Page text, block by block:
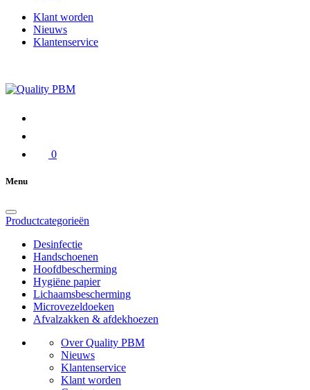
Klant worden
Nieuws
Klantenservice
0
Menu
Productcategorieën
Desinfectie
Handschoenen
Hoofdbescherming
Hygiëne papier
Lichaamsbescherming
Microvezeldoeken
Afvalzakken & afdekhoezen
Over Quality PBM
Nieuws
Klantenservice
Klant worden